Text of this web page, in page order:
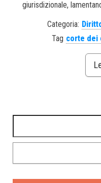
giurisdizionale,
Categoria:
Tag corte dei